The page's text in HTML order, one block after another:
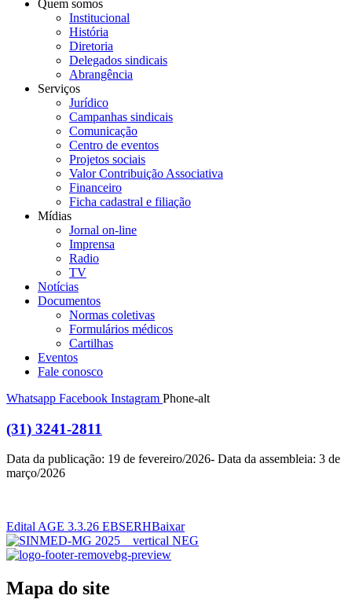
Quem somos
Institucional
História
Diretoria
Delegados sindicais
Abrangência
Serviços
Jurídico
Campanhas sindicais
Comunicação
Centro de eventos
Projetos sociais
Valor Contribuição Associativa
Financeiro
Ficha cadastral e filiação
Mídias
Jornal on-line
Imprensa
Radio
TV
Notícias
Documentos
Normas coletivas
Formulários médicos
Cartilhas
Eventos
Fale conosco
Whatsapp Facebook Instagram Phone-alt
(31) 3241-2811
Data da publicação: 19 de fevereiro/2026- Data da assembleia: 3 de
março/2026
Edital AGE 3.3.26 EBSERHBaixar
Mapa do site